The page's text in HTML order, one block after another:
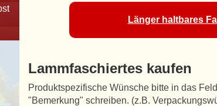
Länger haltbares
Lammfaschiertes kaufen
Produktspezifische Wünsche bitte in das Feld
"Bemerkung" schreiben. (z.B.